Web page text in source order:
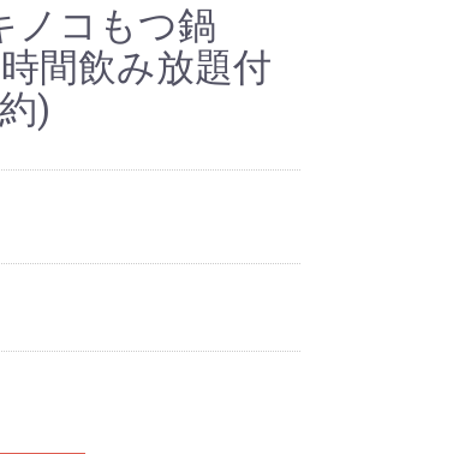
ノコもつ鍋
間飲み放題付
)